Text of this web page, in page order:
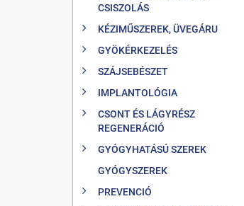
CSISZOLÁS
KÉZIMŰSZEREK, ÜVEGÁRU
GYÖKÉRKEZELÉS
SZÁJSEBÉSZET
IMPLANTOLÓGIA
CSONT ÉS LÁGYRÉSZ
REGENERÁCIÓ
GYÓGYHATÁSÚ SZEREK
GYÓGYSZEREK
PREVENCIÓ